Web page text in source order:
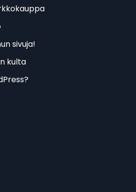
sivuja!
kulta